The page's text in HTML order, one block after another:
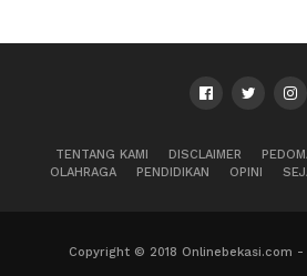
TENTANG KAMI DISCLAIMER
OLAHRAGA
PENDIDIKAN OPINI
Copyright © 2018 Onlinebekasi.com -